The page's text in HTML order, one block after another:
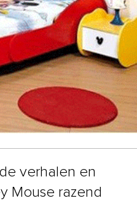
verhalen en
Mouse razend